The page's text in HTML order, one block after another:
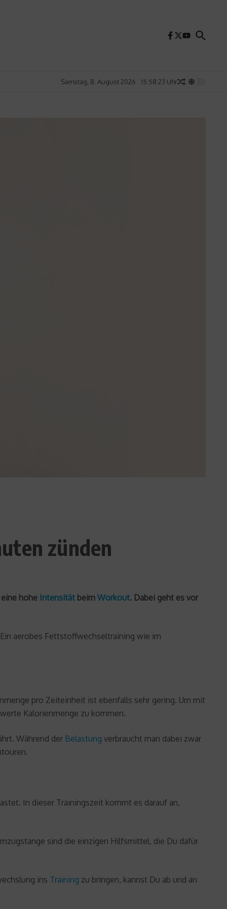
Samstag, 8. August 2026 15:58:25 Uhr
zünden
hohe Intensität beim Workout. Dabei geht es vor
aerobes Fettstoffwechseltraining wie im
pro Zeiteinheit ist ebenfalls sehr gering. Um mit
Kalorienmenge zu kommen.
Während der Belastung verbraucht man dabei zwar
In dieser Trainingszeit kommt es darauf an,
sind die einzigen Hilfsmittel, die Du dafür
ins Training zu bringen, kannst Du ab und an